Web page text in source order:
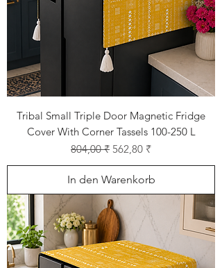
Tribal Small Triple Door Magnetic Fridge
Cover With Corner Tassels 100-250 L
Standardpreis
804,00 ₹ Sale-Preis
562,80 ₹
In den Warenkorb